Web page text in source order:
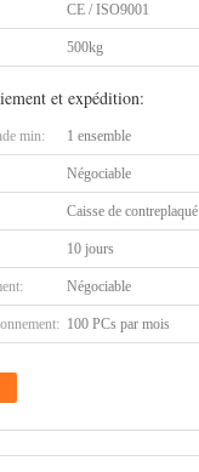
CE / ISO9001
500kg
et expédition:
min: 1 ensemble
Négociable
Caisse de contreplaqué
10 jours
Négociable
100 PCs par mois